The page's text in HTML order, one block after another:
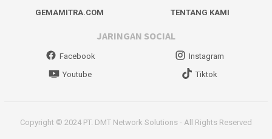
GEMAMITRA.COM
TENTANG KAMI
JARINGAN SOCIAL
Facebook
Instagram
Youtube
Tiktok
Copyright © 2024 PT. DMT Network Solutions - All Rights Reserved